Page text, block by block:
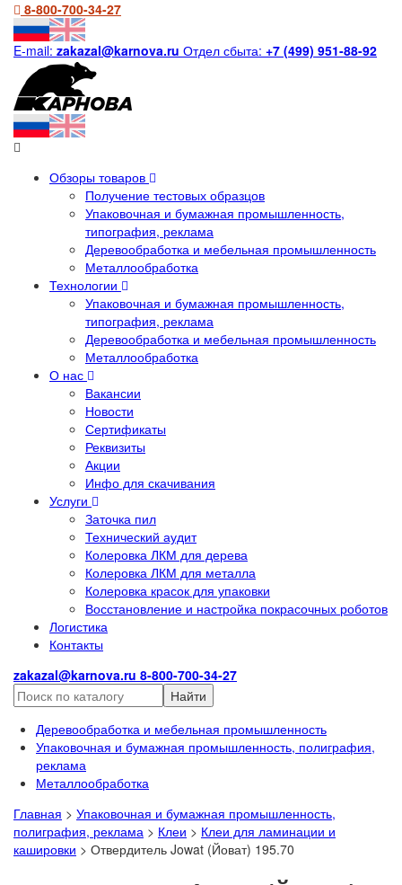
8-800-700-34-27
E-mail: zakazal@karnova.ru Отдел сбыта: +7 (499) 951-88-92
Обзоры товаров
Получение тестовых образцов
Упаковочная и бумажная промышленность,
типография, реклама
Деревообработка и мебельная промышленность
Металлообработка
Технологии
Упаковочная и бумажная промышленность,
типография, реклама
Деревообработка и мебельная промышленность
Металлообработка
О нас
Вакансии
Новости
Сертификаты
Реквизиты
Акции
Инфо для скачивания
Услуги
Заточка пил
Технический аудит
Колеровка ЛКМ для дерева
Колеровка ЛКМ для металла
Колеровка красок для упаковки
Восстановление и настройка покрасочных роботов
Логистика
Контакты
zakazal@karnova.ru 8-800-700-34-27
Найти
Деревообработка и мебельная промышленность
Упаковочная и бумажная промышленность, полиграфия,
реклама
Металлообработка
Главная > Упаковочная и бумажная промышленность,
полиграфия, реклама > Клеи > Клеи для ламинации и
кашировки > Отвердитель Jowat (Йоват) 195.70